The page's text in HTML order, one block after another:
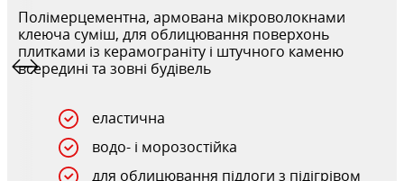
Полімерцементна, армована мікроволокнами
клеюча суміш, для облицювання поверхонь
плитками із керамограніту і штучного каменю
всередині та зовні будівель
еластична
водо- і морозостійка
для облицювання підлоги з підігрівом